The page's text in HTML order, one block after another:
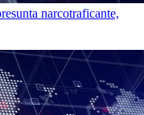
narcotraficante,